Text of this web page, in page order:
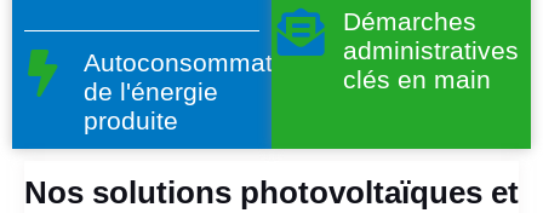
Autoconsommation
de l'énergie
produite
Démarches
administratives
clés en main
Nos solutions photovoltaïques et